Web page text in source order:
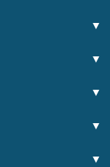
▼
▼
▼
▼
▼